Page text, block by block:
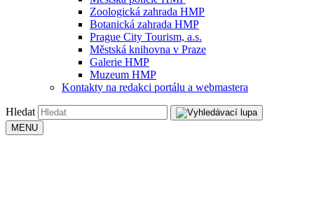
Zoologická zahrada HMP
Botanická zahrada HMP
Prague City Tourism, a.s.
Městská knihovna v Praze
Galerie HMP
Muzeum HMP
Kontakty na redakci portálu a webmastera
Hledat
MENU